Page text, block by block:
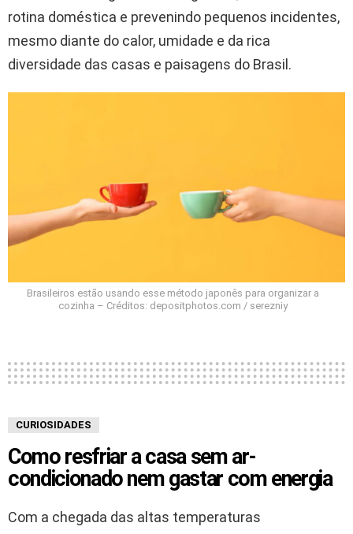
rotina doméstica e prevenindo pequenos incidentes,
mesmo diante do calor, umidade e da rica
diversidade das casas e paisagens do Brasil.
Brasileiros estão usando esse método japonês para organizar a
cozinha – Créditos: depositphotos.com / serezniy
CURIOSIDADES
Como resfriar a casa sem ar-
condicionado nem gastar com energia
Com a chegada das altas temperaturas